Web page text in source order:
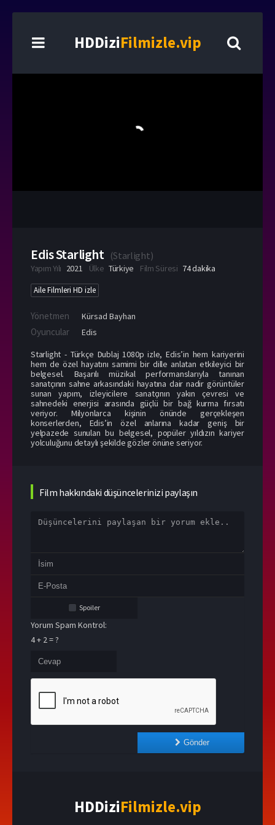
HDDiziFilmizle.vip
Edis Starlight (Starlight)
Yapım Yılı 2021 Ülke Türkiye Film Süresi 74 dakika
Aile Filmleri HD izle
Yönetmen Kürsad Bayhan
Oyuncular
Edis
Starlight - Türkçe Dublaj 1080p izle, Edis’in hem kariyerini
hem de özel hayatını samimi bir dille anlatan etkileyici bir
belgesel. Başarılı müzikal performanslarıyla tanınan
sanatçının sahne arkasındaki hayatına dair nadir görüntüler
sunan yapım, izleyicilere sanatçının yakın çevresi ve
sahnedeki enerjisi arasında güçlü bir bağ kurma fırsatı
veriyor. Milyonlarca kişinin önünde gerçekleşen
konserlerden, Edis’in özel anlarına kadar geniş bir
yelpazede sunulan bu belgesel, popüler yıldızın kariyer
yolculuğunu detaylı şekilde gözler önüne seriyor.
Film hakkındaki düşüncelerinizi paylaşın
Spoiler
Yorum Spam Kontrol:
4 + 2 = ?
Gönder
HDDiziFilmizle.vip